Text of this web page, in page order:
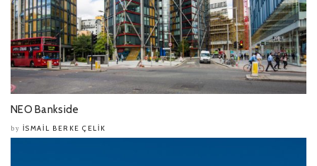
NEO Bankside
by İSMAIL BERKE ÇELIK